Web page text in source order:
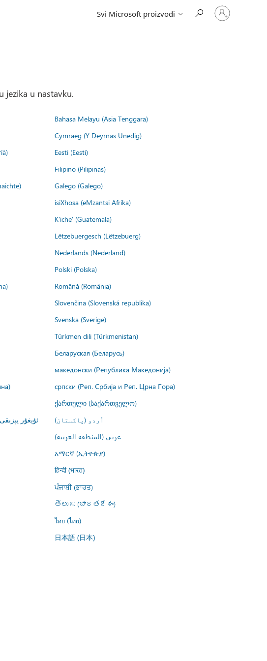
Svi Microsoft proizvodi
Prijavite
se
jezika u nastavku.
Bahasa Melayu (Asia Tenggara)
Cymraeg (Y Deyrnas Unedig)
Eesti (Eesti)
Filipino (Pilipinas)
Galego (Galego)
isiXhosa (eMzantsi Afrika)
K'iche' (Guatemala)
Lëtzebuergesch (Lëtzebuerg)
Nederlands (Nederland)
Polski (Polska)
Română (România)
Slovenčina (Slovenská republika)
Svenska (Sverige)
Türkmen dili (Türkmenistan)
Беларуская (Беларусь)
македонски (Република Македонија)
српски (Реп. Србија и Реп. Црна Гора)
ქართული (საქართველო)
ئۇيغۇر
اُردو (پاکستان)
عربي (المنطقة العربية)
አማርኛ (ኢትዮጵያ)
हिन्दी (भारत)
ਪੰਜਾਬੀ (ਭਾਰਤ)
తెలుగు (భారతదేశం)
ไทย (ไทย)
日本語 (日本)